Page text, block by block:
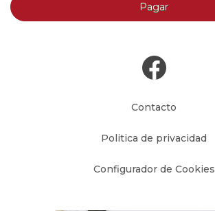
Pagar
Contacto
Politica de privacidad
Configurador de Cookies